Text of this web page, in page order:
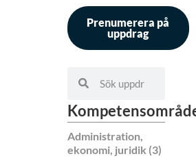
Prenumerera på
uppdrag
Administration,
ekonomi, juridik (3)